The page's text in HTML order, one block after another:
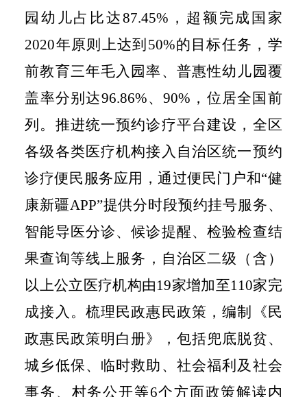
园幼儿占比达87.45% ，超额完成国家
2020年原则上达到 50%的目标任务，学
前教育三年毛入园率、普惠性幼儿园覆
盖率分别达96.86%、90% ，位居全国前
列。 推进统一预约诊疗平台建设 ， 全区
各级各类医疗机构接入自治区统一预约
诊疗便民服务应用，通过便民门户和“健
康新疆APP”提供分时段预约挂号服务、
智能导医分诊、候诊提醒、检验检查结
果查询等线上服务 ， 自治区二级（含）
以上公立医疗机构由19家增加至110家完
成接入。梳理民政惠民政策，编制《民
政惠民政策明白册》，包括兜底脱贫、
城乡低保、临时救助、社会福利及社会
事务、村务公开等6个方面政策解读内